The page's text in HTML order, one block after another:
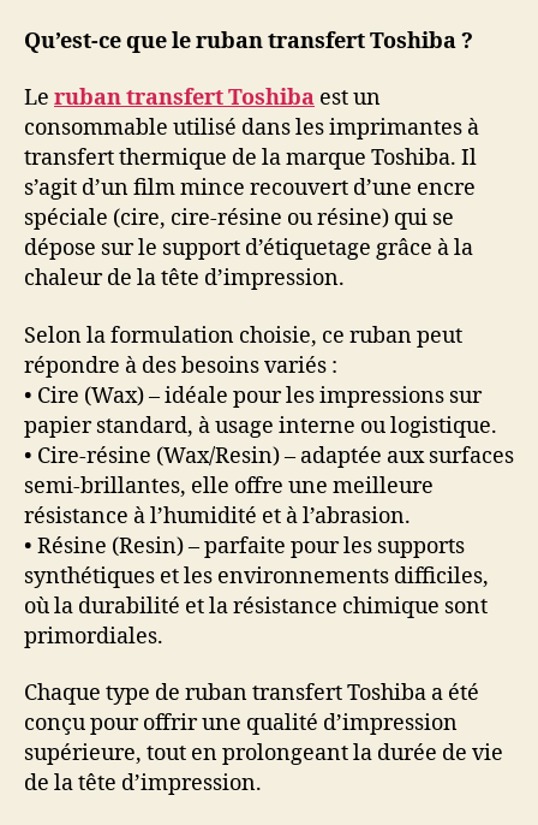
Qu’est-ce que le ruban transfert Toshiba ?
Le ruban transfert Toshiba est un
consommable utilisé dans les imprimantes à
transfert thermique de la marque Toshiba. Il
s’agit d’un film mince recouvert d’une encre
spéciale (cire, cire-résine ou résine) qui se
dépose sur le support d’étiquetage grâce à la
chaleur de la tête d’impression.
Selon la formulation choisie, ce ruban peut
répondre à des besoins variés :
• Cire (Wax) – idéale pour les impressions sur
papier standard, à usage interne ou logistique.
• Cire-résine (Wax/Resin) – adaptée aux surfaces
semi-brillantes, elle offre une meilleure
résistance à l’humidité et à l’abrasion.
• Résine (Resin) – parfaite pour les supports
synthétiques et les environnements difficiles,
où la durabilité et la résistance chimique sont
primordiales.
Chaque type de ruban transfert Toshiba a été
conçu pour offrir une qualité d’impression
supérieure, tout en prolongeant la durée de vie
de la tête d’impression.